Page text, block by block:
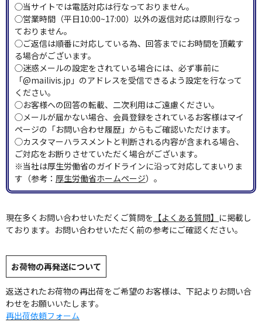
◯当サイトでは電話対応は行なっておりません。
◯営業時間（平日10:00~17:00）以外の返信対応は原則行なっ
ておりません。
◯ご返信は順番に対応している為、回答までにお時間を頂戴す
る場合がございます。
◯迷惑メールの設定をされている場合には、必ず事前に
「@mailivis.jp」のアドレスを受信できるよう設定を行なって
ください。
◯お客様への回答の転載、二次利用はご遠慮ください。
◯メールが届かない場合、会員登録をされているお客様はマイ
ページの「お問い合わせ履歴」からもご確認いただけます。
◯カスタマーハラスメントと判断される内容が含まれる場合、
ご対応をお断りさせていただく場合がございます。
※当社は厚生労働省のガイドラインに沿って対応してまいりま
す（参考： 厚生労働省ホームページ）。
現在多くお問い合わせいただくご質問を 【よくある質問】 に掲載し
ております。お問い合わせいただく前の参考にご確認ください。
お荷物の再発送について
返送されたお荷物の再出荷をご希望のお客様は、下記よりお問い合
わせをお願いいたします。
再出荷依頼フォーム